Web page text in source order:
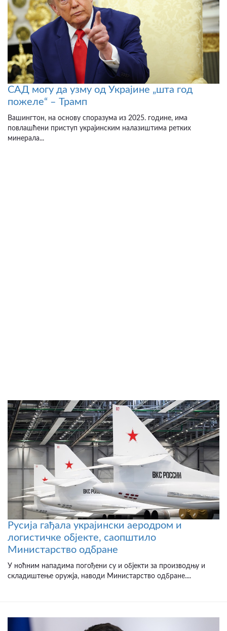
САД могу да узму од Украјине „шта год
пожеле“ – Трамп
Вашингтон, на основу споразума из 2025. године, има
повлашћени приступ украјинским налазиштима ретких
минерала...
Русија гађала украјински аеродром и
логистичке објекте, саопштило
Министарство одбране
У ноћним нападима погођени су и објекти за производњу и
складиштење оружја, наводи Министарство одбране....